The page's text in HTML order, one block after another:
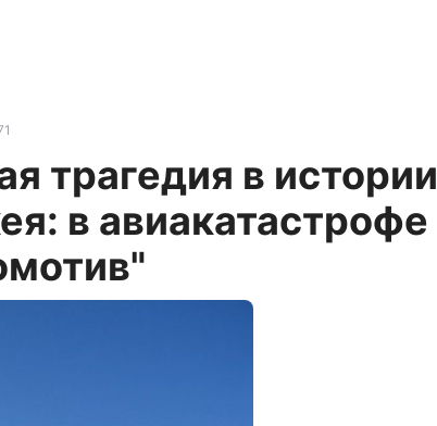
трагедия в истории
в авиакатастрофе